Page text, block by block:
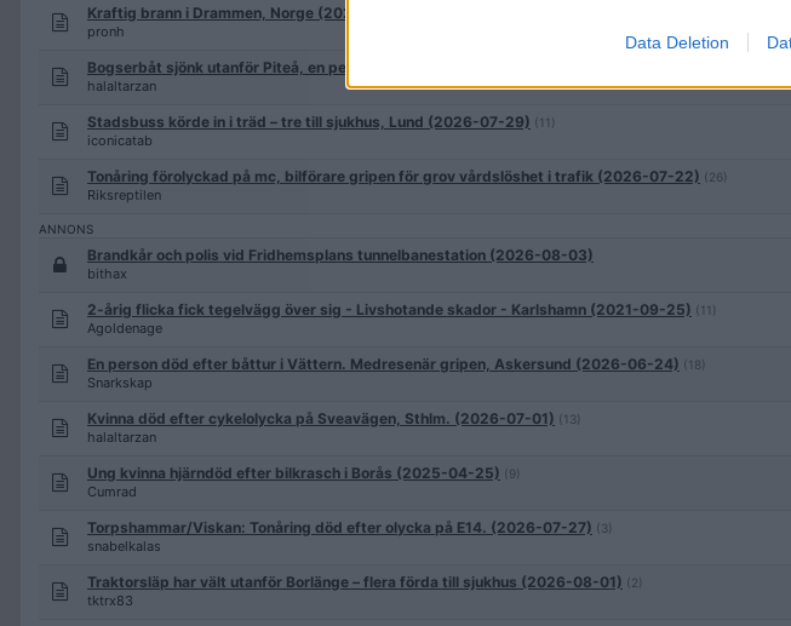
Data Deletion
Kraftig brann i Drammen, Norge (2026-07-17)
pronh
Bogserbåt sjönk utanför Piteå, en person saknas (2025-06-01) funnen död (2025-06-15)
halaltarzan
Stadsbuss körde in i träd – tre till sjukhus, Lund (2026-07-29) (11)
iconicatab
Tonåring förolyckad på mc, bilförare gripen för grov vårdslöshet i trafik (2026-07-22) (26)
Riksreptilen
Brandkår och polis vid Fridhemsplans tunnelbanestation (2026-08-03)
bithax
2-årig flicka fick tegelvägg över sig - Livshotande skador - Karlshamn (2021-09-25) (11)
Agoldenage
En person död efter båttur i Vättern. Medresenär gripen, Askersund (2026-06-24) (18)
Snarkskap
Kvinna död efter cykelolycka på Sveavägen, Sthlm. (2026-07-01) (13)
halaltarzan
Ung kvinna hjärndöd efter bilkrasch i Borås (2025-04-25) (9)
Cumrad
Torpshammar/Viskan: Tonåring död efter olycka på E14. (2026-07-27) (3)
snabelkalas
Traktorsläp har vält utanför Borlänge – flera förda till sjukhus (2026-08-01) (2)
tktrx83